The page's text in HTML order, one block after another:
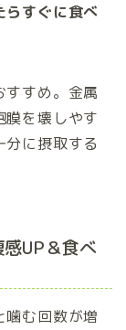
らすぐに食べ
すすめ。金属
膜を壊しやす
分に摂取する
UP＆食べ
噛む回数が増